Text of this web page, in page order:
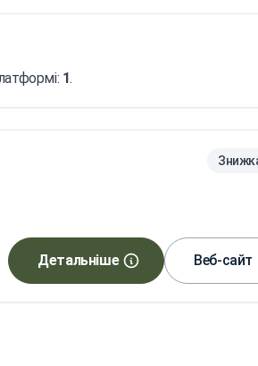
1.
Детальніше Веб-сайт